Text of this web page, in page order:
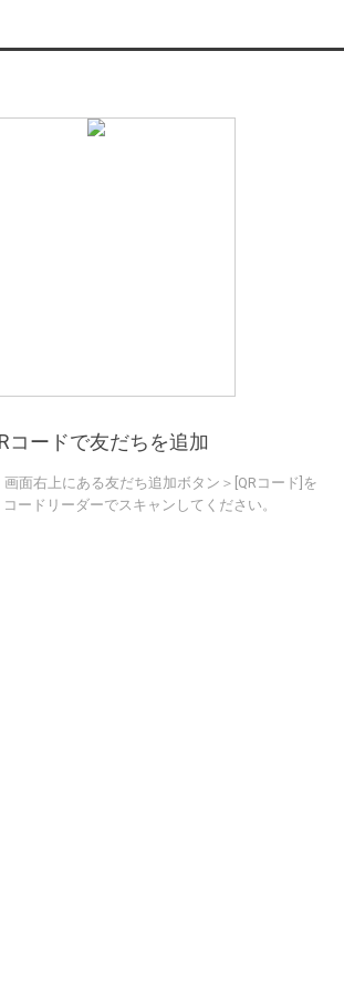
コードで友だちを追加
面右上にある友だち追加ボタン＞[QRコード]を
ードリーダーでスキャンしてください。